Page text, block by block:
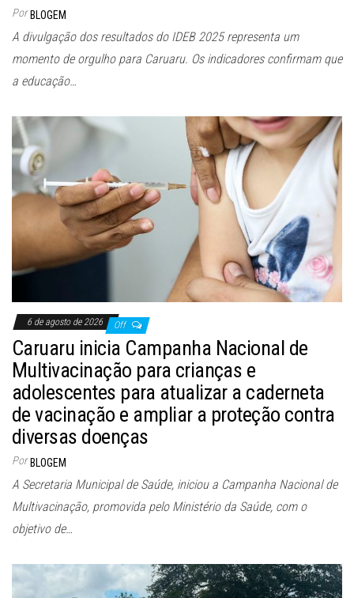
Por BLOGEM
A divulgação dos resultados do IDEB 2025 representa um
momento de orgulho para Caruaru. Os indicadores confirmam que
a educação…
6 de agosto de 2026 Off
Caruaru inicia Campanha Nacional de
Multivacinação para crianças e
adolescentes para atualizar a caderneta
de vacinação e ampliar a proteção contra
diversas doenças
Por BLOGEM
A Secretaria Municipal de Saúde, iniciou a Campanha Nacional de
Multivacinação, promovida pelo Ministério da Saúde, com o
objetivo de…